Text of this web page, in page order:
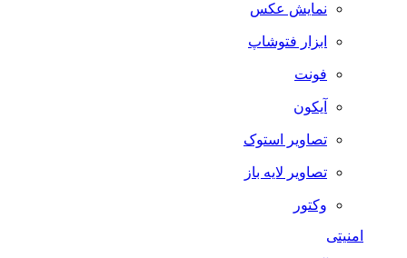
نمایش عکس
ابزار فتوشاپ
فونت
آیکون
تصاویر استوک
تصاویر لایه باز
وکتور
امنیتی